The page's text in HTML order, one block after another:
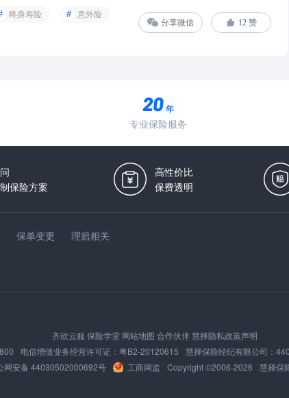
终身寿险
意外险
分享微信
12赞
年
专业保险服务
保险方案
高性价比
保费透明
保单变更 理赔相关
齐欣云服 保险学堂 网站地图 合作伙伴 慧择隐私政策声明
电信增值业务经营许可证： 粤B2-20120615 慧择保险经纪有限公司：
网安备 44030502000692号
工商网监 Copyright ©2006-2026 慧择保